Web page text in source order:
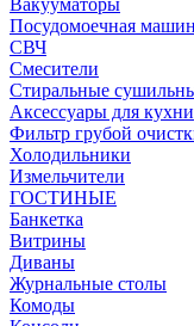
Вакууматоры
Посудомоечная
СВЧ
Смесители
Стиральные
Аксессуары для кухни
Фильтр грубой
Холодильники
Измельчители
ГОСТИНЫЕ
Банкетка
Витрины
Диваны
Журнальные столы
Комоды